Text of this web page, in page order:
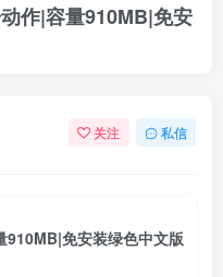
作|容量910MB|免安
关注 私信
免安装绿色中文版